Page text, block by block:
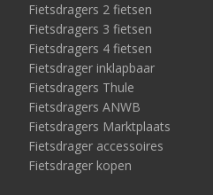
Fietsdragers 2 fietsen
Fietsdragers 3 fietsen
Fietsdragers 4 fietsen
Fietsdrager inklapbaar
Fietsdragers Thule
Fietsdragers ANWB
Fietsdragers Marktplaats
Fietsdrager accessoires
Fietsdrager kopen